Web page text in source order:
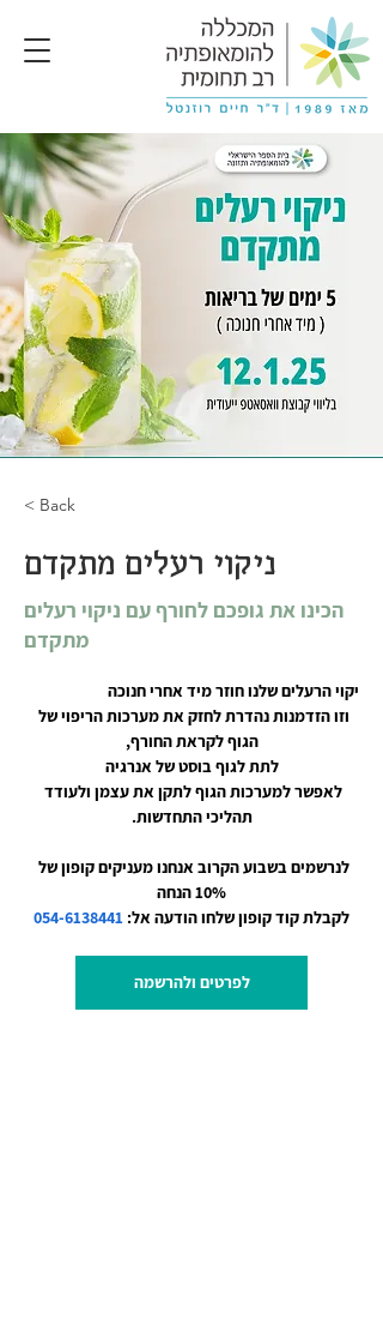
< Back
ניקוי רעלים מתקדם
הכינו את גופכם לחורף עם ניקוי רעלים
מתקדם
יקוי הרעלים שלנו חוזר מיד אחרי חנוכה
וזו הזדמנות נהדרת לחזק את מערכות הריפוי של
הגוף לקראת החורף,
לתת לגוף בוסט של אנרגיה
לאפשר למערכות הגוף לתקן את עצמן ולעודד
תהליכי התחדשות.
לנרשמים בשבוע הקרוב אנחנו מעניקים קופון של
10% הנחה
לקבלת קוד קופון שלחו הודעה אל: 054-6138441
לפרטים ולהרשמה